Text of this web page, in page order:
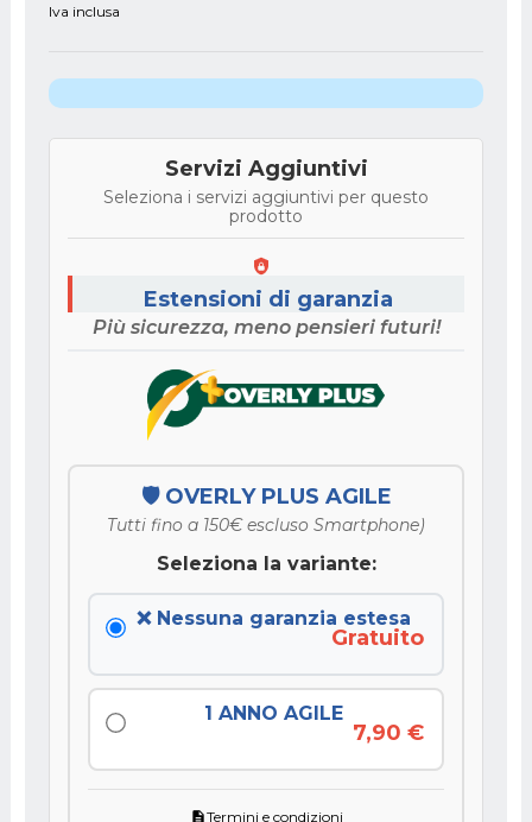
Iva inclusa
Servizi Aggiuntivi
Seleziona i servizi aggiuntivi per questo
prodotto
Estensioni di garanzia
Più sicurezza, meno pensieri futuri!
🛡️ OVERLY PLUS AGILE
Tutti fino a 150€ escluso Smartphone)
Seleziona la variante:
❌ Nessuna garanzia estesa
Gratuito
1 ANNO AGILE
7,90 €
descriptionTermini e condizioni